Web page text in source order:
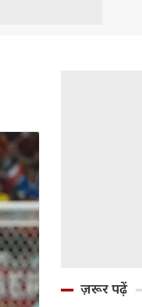
ज़रूर पढ़ें